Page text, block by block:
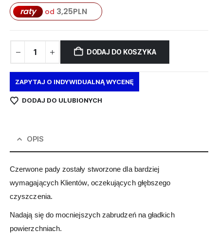
raty od 3,25PLN
DODAJ DO KOSZYKA
ZAPYTAJ O INDYWIDUALNĄ WYCENĘ
DODAJ DO ULUBIONYCH
OPIS
Czerwone pady zostały stworzone dla bardziej
wymagających Klientów, oczekujących głębszego
czyszczenia.
Nadają się do mocniejszych zabrudzeń na gładkich
powierzchniach.